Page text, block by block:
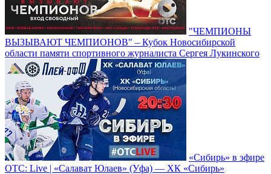
"ЧЕМПИОНЫ
ВЫЗЫВАЮТ ЧЕМПИОНОВ" – Кубок Новосибирской
области памяти спортивного журналиста Сергея Лукинского
«Сибирь» в эфире
ОТС: Live | «Салават Юлаев» (Уфа) — ХК «Сибирь»